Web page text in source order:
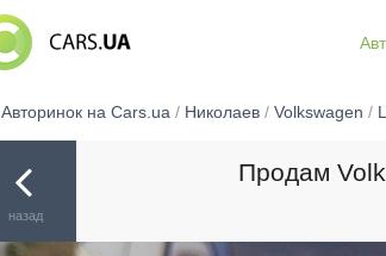
Авторинок на Cars.ua / Николаев/ Volkswagen /
назад
Продам